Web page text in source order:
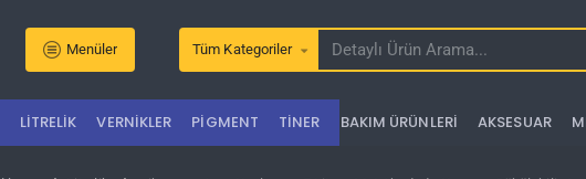
Menüler Tüm Kategoriler
Detaylı
Arama...
LITRELIK VERNIKLER PIGMENT TINER BAKIM ÜRÜNLERI AKSESUAR